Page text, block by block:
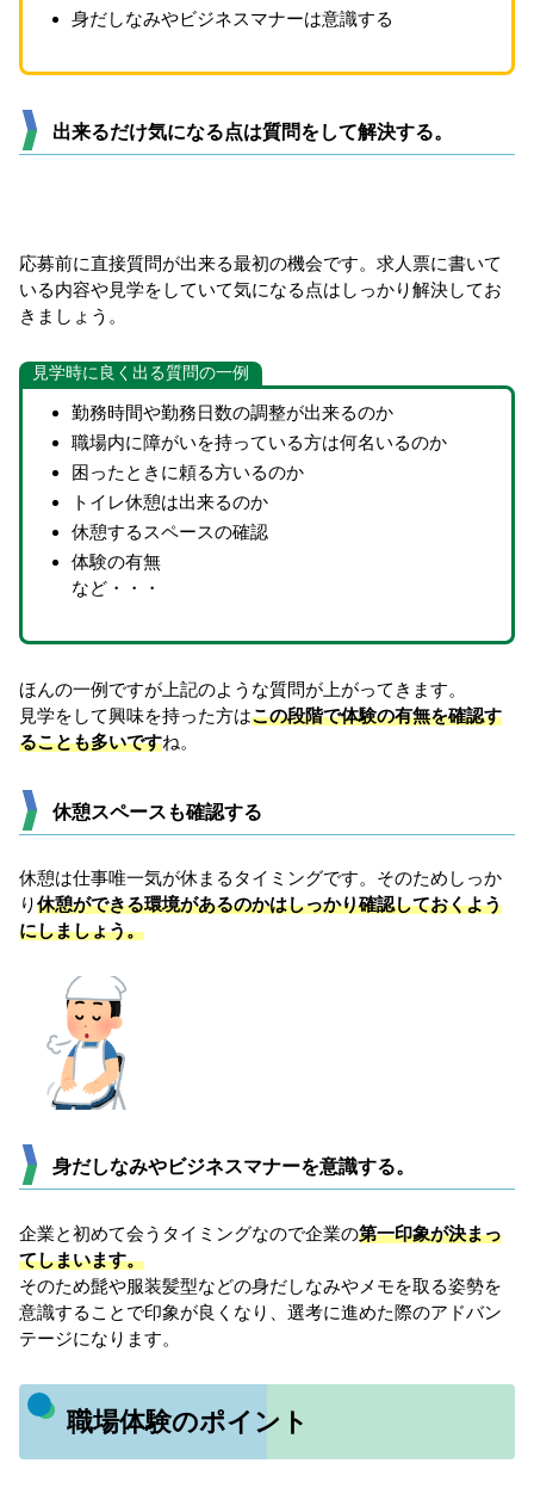
身だしなみやビジネスマナーは意識する
出来るだけ気になる点は質問をして解決する。
応募前に直接質問が出来る最初の機会です。求人票に書いて
いる内容や見学をしていて気になる点はしっかり解決してお
きましょう。
見学時に良く出る質問の一例
勤務時間や勤務日数の調整が出来るのか
職場内に障がいを持っている方は何名いるのか
困ったときに頼る方いるのか
トイレ休憩は出来るのか
休憩するスペースの確認
体験の有無
など・・・
ほんの一例ですが上記のような質問が上がってきます。
見学をして興味を持った方はこの段階で体験の有無を確認す
ることも多いですね。
休憩スペースも確認する
休憩は仕事唯一気が休まるタイミングです。そのためしっか
り休憩ができる環境があるのかはしっかり確認しておくよう
にしましょう。
身だしなみやビジネスマナーを意識する。
企業と初めて会うタイミングなので企業の第一印象が決まっ
てしまいます。
そのため髭や服装髪型などの身だしなみやメモを取る姿勢を
意識することで印象が良くなり、選考に進めた際のアドバン
テージになります。
職場体験のポイント